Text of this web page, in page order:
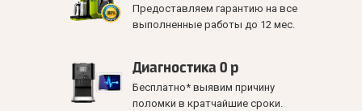
Предоставляем гарантию на все
выполненные работы до 12 мес.
Диагностика 0 р
Бесплатно* выявим причину
поломки в кратчайшие сроки.